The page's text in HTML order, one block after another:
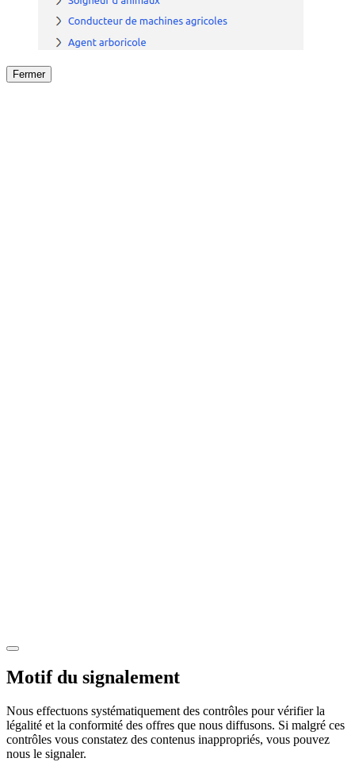
Fermer
Motif du signalement
Nous effectuons systématiquement des contrôles pour vérifier la
légalité et la conformité des offres que nous diffusons. Si malgré ces
contrôles vous constatez des contenus inappropriés, vous pouvez
nous le signaler.